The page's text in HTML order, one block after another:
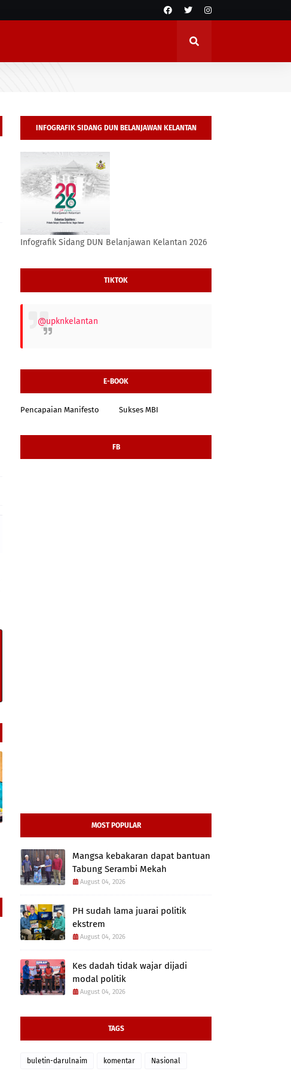
INFOGRAFIK SIDANG DUN BELANJAWAN KELANTAN
2026
Infografik Sidang DUN Belanjawan Kelantan 2026
TIKTOK
@upknkelantan
E-BOOK
Pencapaian Manifesto Sukses MBI
FB
MOST POPULAR
Mangsa kebakaran dapat bantuan
Tabung Serambi Mekah
August 04, 2026
PH sudah lama juarai politik
ekstrem
August 04, 2026
Kes dadah tidak wajar dijadi
modal politik
August 04, 2026
TAGS
buletin-darulnaim komentar Nasional